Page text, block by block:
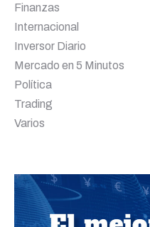
Finanzas
Internacional
Inversor Diario
Mercado en 5 Minutos
Política
Trading
Varios